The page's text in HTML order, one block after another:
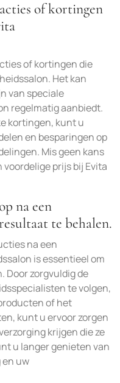
of kortingen
of kortingen die
Het kan
van speciale
regelmatig aanbiedt.
kortingen, kunt u
en besparingen op
Mis geen kans
prijs bij Evita
na een
te behalen.
na een
is essentieel om
Door zorgvuldig de
te volgen,
of het
kunt u ervoor zorgen
krijgen die ze
u langer genieten van
en uw